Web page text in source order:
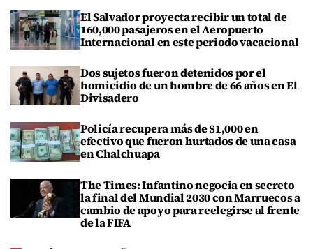
El Salvador proyecta recibir un total de
160,000 pasajeros en el Aeropuerto
Internacional en este periodo vacacional
Dos sujetos fueron detenidos por el
homicidio de un hombre de 66 años en El
Divisadero
Policía recupera más de $1,000 en
efectivo que fueron hurtados de una casa
en Chalchuapa
The Times: Infantino negocia en secreto
la final del Mundial 2030 con Marruecos a
cambio de apoyo para reelegirse al frente
de la FIFA